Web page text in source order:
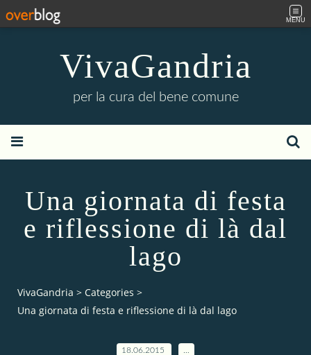
MENU
VivaGandria
per la cura del bene comune
Una giornata di festa
e riflessione di là dal
lago
VivaGandria > Categories >
Una giornata di festa e riflessione di là dal lago
18.06.2015